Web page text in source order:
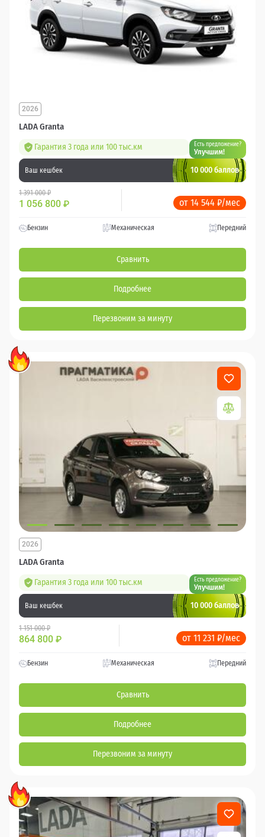
LADA Granta
2026
Гарантия 3 года или 100 тыс.км Есть предложение?
Улучшим!
Ваш кешбек 10 000 баллов
1 391 000 ₽
1 056 800 ₽ от 14 544 ₽/мес
Бензин Механическая Передний
Сравнить
Подробнее
Перезвоним за минуту
LADA Granta
2026
Гарантия 3 года или 100 тыс.км Есть предложение?
Улучшим!
Ваш кешбек 10 000 баллов
1 151 000 ₽
864 800 ₽ от 11 231 ₽/мес
Бензин Механическая Передний
Сравнить
Подробнее
Перезвоним за минуту